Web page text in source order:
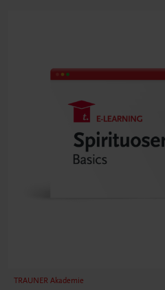
TRAUNER Akademie